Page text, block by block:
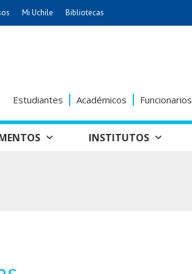
Cs. Sociales
Economía y Negocios
Mi Uchile Bibliotecas
Estudiantes Académicos Funcionarios
INSTITUTOS